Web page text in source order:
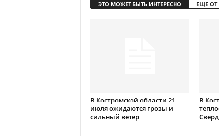
ЭТО МОЖЕТ БЫТЬ ИНТЕРЕСНО ЕЩЕ ОТ
В Костромской области 21
июля ожидаются грозы и
сильный ветер
В